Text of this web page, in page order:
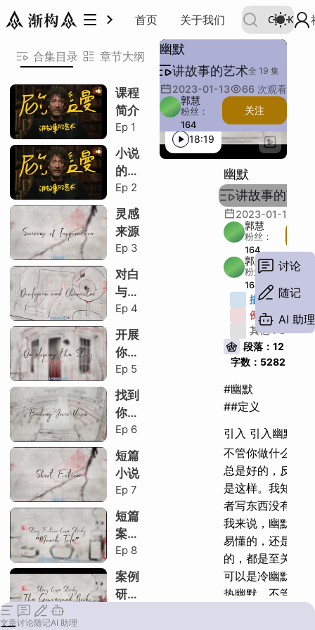
首页 关于我们 Ctrl K
讲故事的艺术
合集目录 章节大纲
引入幽默
幽默
《幸好有牛奶》
选择老套情节
扭转情节
运用搞笑词语
课程
简介
Ep 1
小说
的真
相
Ep 2
灵感
来源
Ep 3
对白
与角
色
Ep 4
开展
你的
故事
Ep 5
找到
你的
风格
Ep 6
短篇
小说
Ep 7
短篇
案例
研
究：
《三
月传
Ep 8
案例
研
引入幽默
引入幽默
幽默
幽默
《幸好有牛奶》
《幸好有牛奶》
选择老套情节
选择老套情节
扭转情节
扭转情节
猪油
猪油
运用搞笑词语
运用搞笑词语
搞笑命名
搞笑命名
figgin
figgin
柠檬糖
柠檬糖
香烟
香烟
酸橙
酸橙
幽默
讲故事的艺术全 19 集
2023-01-13 66 次观看
郭慧
粉丝：
164
关注
描述：
例子：
18:19
幽默
讲故事的艺术
2023-01-13
郭慧
粉丝：
164
郭慧
粉丝：
164
描述：3
例子：
6
其他：
段落：12
字数： 5282
#幽默
##定义
引入 引入幽默
不管你做什么，
总是好的， 反正
是这样。 我知道
者写东西没有幽
我来说，幽默不
易懂的，还是巧
的， 都是至关重
可以是冷幽默，
热幽默。 不管你
你都会想有点幽
讨论
随记
AI 助理
文章讨论随记AI 助理